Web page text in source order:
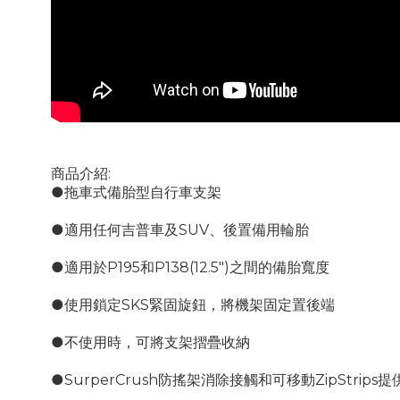
商品介紹:
●拖車式備胎型自行車支架
●適用任何吉普車及SUV、後置備用輪胎
●適用於P195和P138(12.5")之間的備胎寬度
●使用鎖定SKS緊固旋鈕，將機架固定置後端
●不使用時，可將支架摺疊收納
●SurperCrush防搖架消除接觸和可移動ZipStrips提